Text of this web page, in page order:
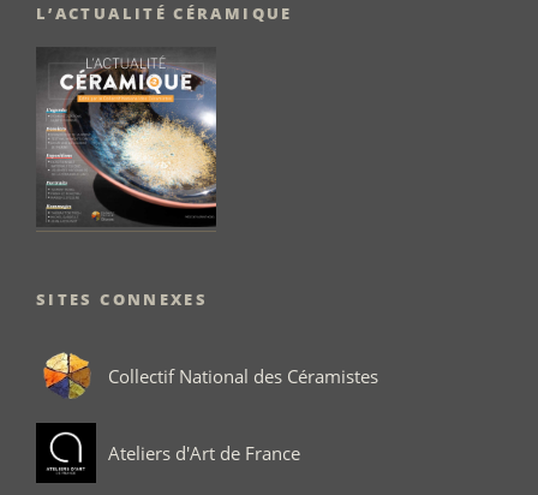
L’ACTUALITÉ CÉRAMIQUE
SITES CONNEXES
Collectif National des Céramistes
Ateliers d'Art de France